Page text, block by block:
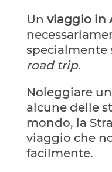
Un viaggio in
specialmente
road trip.
Noleggiare
alcune delle
mondo, la
viaggio che
facilmente.